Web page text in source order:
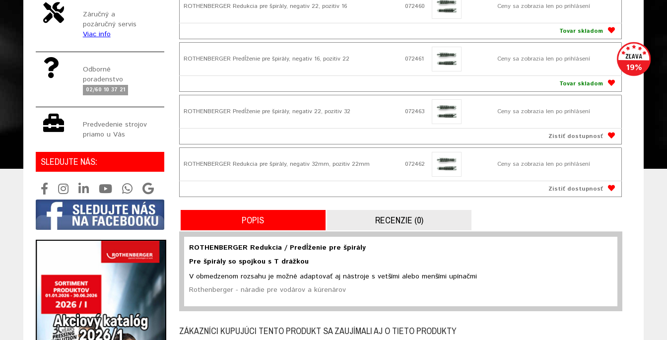
Záručný a
pozáručný servis
Viac info
Odborné
poradenstvo
02/60 10 37 21
Predvedenie strojov
priamo u Vás
SLEDUJTE NÁS:
ROTHENBERGER Redukcia pre špirály, negativ 22, pozitiv 16 072460 Ceny sa zobrazia len po prihlásení
Tovar skladom
ROTHENBERGER Predĺženie pre špirály, negativ 16, pozitiv 22 072461 Ceny sa zobrazia len po prihlásení
19%
Tovar skladom
ROTHENBERGER Predĺženie pre špirály, negativ 22, pozitiv 32 072463 Ceny sa zobrazia len po prihlásení
Zistiť dostupnosť
ROTHENBERGER Redukcia pre špirály, negativ 32mm, pozitiv 22mm 072462 Ceny sa zobrazia len po prihlásení
Zistiť dostupnosť
POPIS RECENZIE (0)
ROTHENBERGER Redukcia / Predĺženie pre špirály
Pre špirály so spojkou s T drážkou
V obmedzenom rozsahu je možné adaptovať aj nástroje s vetšími alebo menšími upínačmi
Rothenberger - náradie pre vodárov a kúrenárov
ZÁKAZNÍCI KUPUJÚCI TENTO PRODUKT SA ZAUJÍMALI AJ O TIETO PRODUKTY